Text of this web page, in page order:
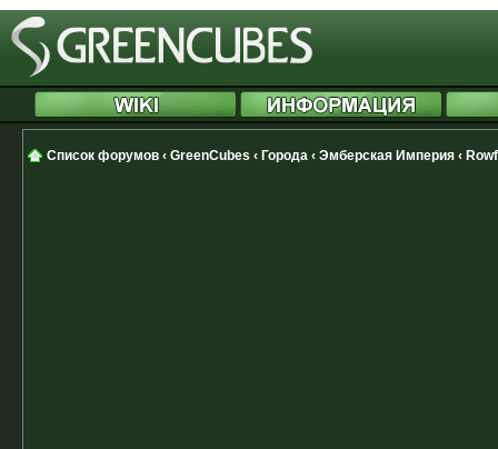
Список форумов ‹ GreenCubes ‹ Города ‹ Эмберская Империя ‹